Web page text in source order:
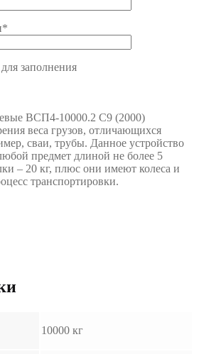
заполнения
ВСП4-10000.2 С9 (2000)
веса грузов, отличающихся
сваи, трубы. Данное устройство
предмет длиной не более 5
– 20 кг, плюс они имеют колеса и
транспортировки.
10000 кг